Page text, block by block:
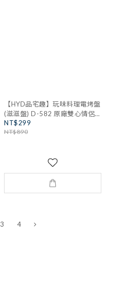
【HYD品宅趣】玩味料理電烤盤
(滋滋盤) D-582 原廠雙心情侶
盤
NT$299
NT$890
3 4